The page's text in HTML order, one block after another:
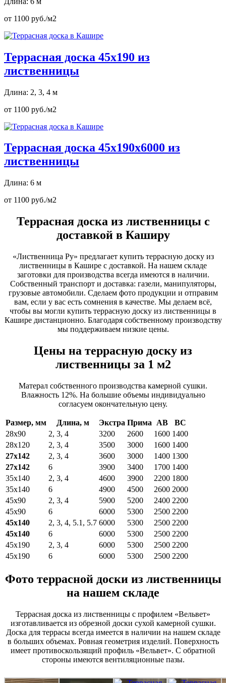
от 1100 руб./м2
Террасная доска 45х190 из
лиственницы
Длина: 2, 3, 4 м
от 1100 руб./м2
Террасная доска 45х190х6000 из
лиственницы
Длина: 6 м
от 1100 руб./м2
Террасная доска из лиственницы с
доставкой в Каширу
«Лиственница Ру» предлагает купить террасную доску из
лиственницы в Кашире с доставкой. На нашем складе
заготовки для производства всегда имеются в наличии.
Собственный транспорт и доставка: газели, манипуляторы,
грузовые автомобили. Сделаем фото продукции и отправим
вам, если у вас есть сомнения в качестве. Мы делаем всё,
чтобы вы могли купить террасную доску из лиственницы в
Кашире дистанционно. Благодаря собственному производству
мы поддерживаем низкие цены.
Цены на террасную доску из
лиственницы за 1 м2
Матерал собственного производства камерной сушки.
Влажность 12%. На большие объемы индивидуально
согласуем окончательную цену.
Размер, мм Длина, м Экстра Прима АВ
ВС
28х90
2, 3, 4 3200 2600 1600 1400
28х120
2, 3, 4 3500 3000 1600 1400
27х142
2, 3, 4 3600 3000 1400 1300
27х142
6 3900 3400 1700 1400
35х140
2, 3, 4 4600 3900 2200 1800
35х140
6 4900 4500 2600 2000
45х90
2, 3, 4 5900 5200 2400 2200
45х90
6 6000 5300 2500 2200
45х140
2, 3, 4, 5.1, 5.7 6000 5300 2500 2200
45х140
6 6000 5300 2500 2200
45х190
2, 3, 4 6000 5300 2500 2200
45х190
6 6000 5300 2500 2200
Фото террасной доски из лиственницы
на нашем складе
Террасная доска из лиственницы с профилем «Вельвет»
изготавливается из обрезной доски сухой камерной сушки.
Доска для террасы всегда имеется в наличии на нашем складе
в больших объемах. Ровная геометрия изделий. Поверхность
имеет противоскользящий профиль «Вельвет». С обратной
стороны имеются вентиляционные пазы.